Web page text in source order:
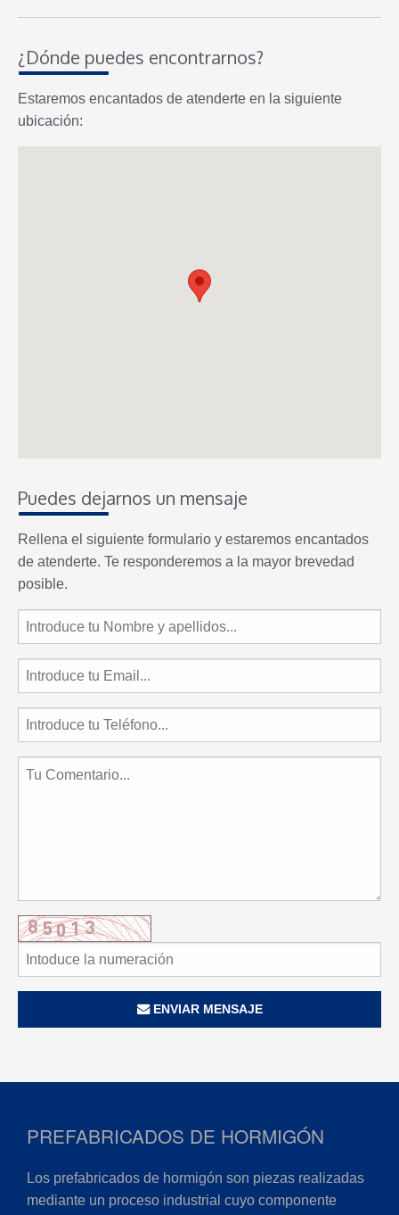
¿Dónde puedes encontrarnos?
Estaremos encantados de atenderte en la siguiente
ubicación:
Puedes dejarnos un mensaje
Rellena el siguiente formulario y estaremos encantados
de atenderte. Te responderemos a la mayor brevedad
posible.
ENVIAR MENSAJE
PREFABRICADOS DE HORMIGÓN
Los prefabricados de hormigón son piezas realizadas
mediante un proceso industrial cuyo componente